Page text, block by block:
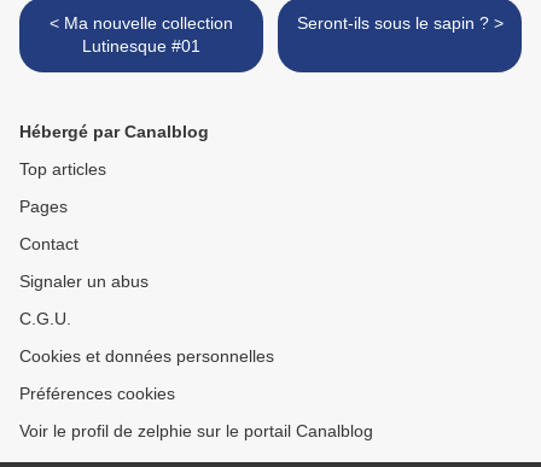
< Ma nouvelle collection
Lutinesque #01
Seront-ils sous le sapin ? >
Hébergé par Canalblog
Top articles
Pages
Contact
Signaler un abus
C.G.U.
Cookies et données personnelles
Préférences cookies
Voir le profil de zelphie sur le portail Canalblog